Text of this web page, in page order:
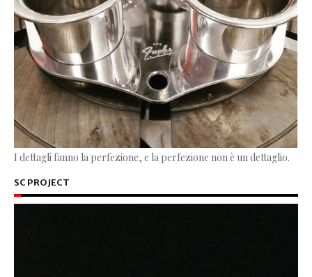
I dettagli fanno la perfezione, e la perfezione non è un dettaglio.
SC PROJECT